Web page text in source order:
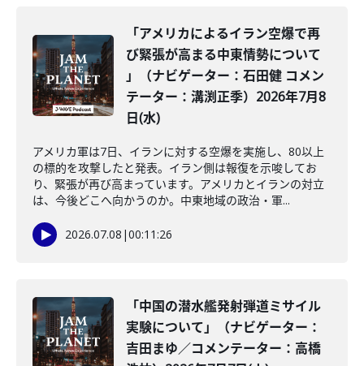
「アメリカによるイラン空爆で再
び緊張が高まる中東情勢について
」（ナビゲーター：石田健 コメン
テーター：溝渕正季）2026年7月8
日(水)
アメリカ軍は7日、イランに対する空爆を実施し、80以上
の標的を攻撃したと発表。イラン側は報復を示唆してお
り、緊張が再び高まっています。アメリカとイランの対立
は、今後どこへ向かうのか。中東地域の政治・軍...
2026.07.08 |00:11:26
「中国の潜水艦発射弾道ミサイル
実験について」（ナビゲーター：
吉田まゆ／コメンテーター：高橋